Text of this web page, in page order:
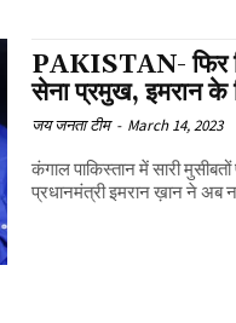
PAKISTAN- फिर
सेना प्रमुख, इमरान के
जय जनता टीम - March 14, 2023
कंगाल पाकिस्तान में सारी
प्रधानमंत्री इमरान ख़ान ने